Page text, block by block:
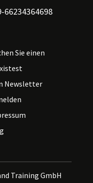
66234364698
Sie einen
Newsletter
Training GmbH